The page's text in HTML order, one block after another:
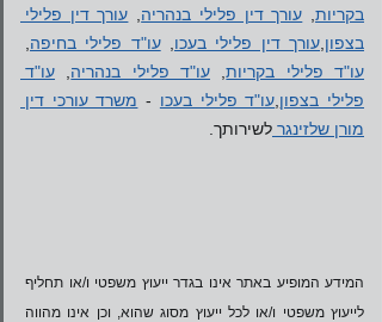
בקריות, עורך דין פלילי בנהריה
בצפון עורך דין פלילי בעכו , עו"ד פלילי בחיפה
עו"ד פלילי בקריות, עו"ד פלילי בנהריה
פלילי בצפון עו"ד פלילי בעכו -
מורן שלזינגר לשירותך.